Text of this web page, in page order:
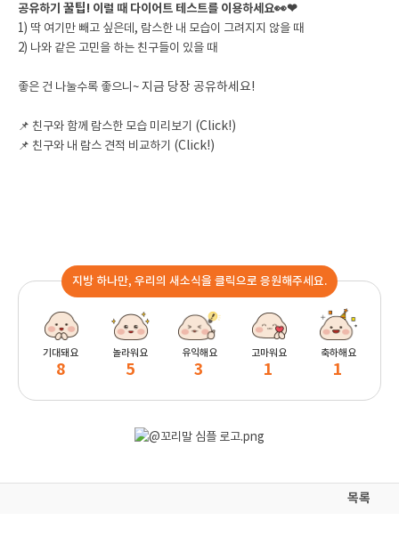
공유하기 꿀팁! 이럴 때 다이어트 테스트를 이용하세요👀❤
1) 딱 여기만 빼고 싶은데, 람스한 내 모습이 그려지지 않을 때
2) 나와 같은 고민을 하는 친구들이 있을 때
좋은 건 나눌수록 좋으니~지금 당장 공유하세요!
📌 친구와 함께 람스한 모습 미리보기 (Click!)
📌 친구와 내 람스 견적 비교하기 (Click!)
지방 하나만, 우리의 새소식을 클릭으로 응원해주세요.
기대돼요
8
놀라워요
5
유익해요
3
고마워요
1
축하해요
1
목록